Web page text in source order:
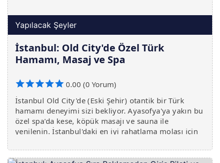
Yapılacak Şeyler
İstanbul: Old City'de Özel Türk
Hamamı, Masaj ve Spa
0.00 (0 Yorum)
İstanbul Old City'de (Eski Şehir) otantik bir Türk
hamamı deneyimi sizi bekliyor. Ayasofya'ya yakın bu
özel spa'da kese, köpük masajı ve sauna ile
yenilenin. İstanbul'daki en iyi rahatlama molası için